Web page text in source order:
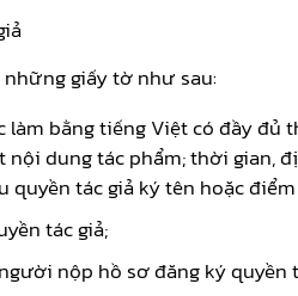
giấy tờ như sau:
bằng tiếng Việt có đầy
nội dung tác phẩm; thời
quyền tác giả ký tên hoặc
tác giả;
nộp hồ sơ đăng ký quyền